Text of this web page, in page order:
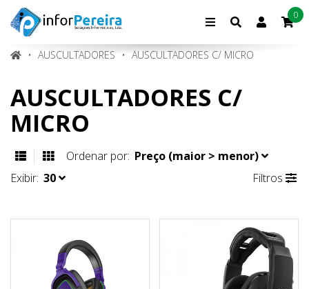
Conta0
AUSCULTADORES AUSCULTADORES C/ MICRO
AUSCULTADORES C/
MICRO
Ordenar por: Preço (maior > menor)
Exibir: 30 Filtros